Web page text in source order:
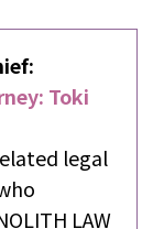
Toki
legal
LAW